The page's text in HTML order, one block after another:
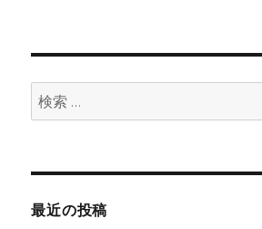
&
肉
体
つ
い
検
索:
最近の投稿